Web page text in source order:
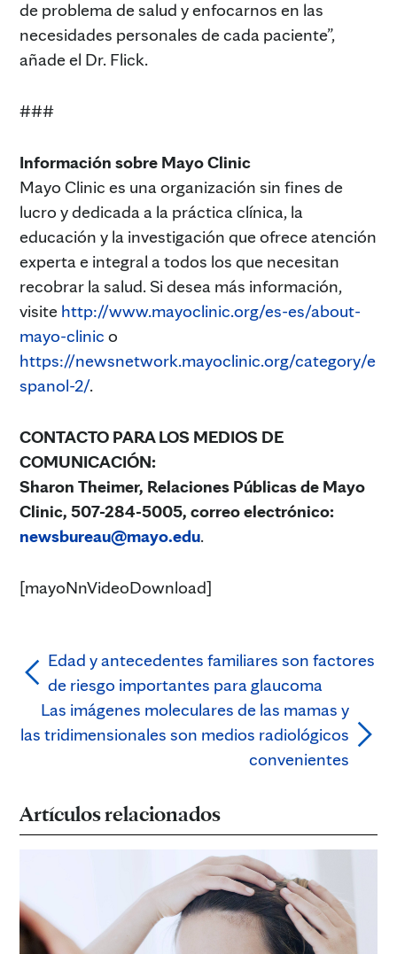
de problema de salud y enfocarnos en las
necesidades personales de cada paciente”,
añade el Dr. Flick.
###
Información sobre Mayo Clinic
Mayo Clinic es una organización sin fines de
lucro y dedicada a la práctica clínica, la
educación y la investigación que ofrece atención
experta e integral a todos los que necesitan
recobrar la salud. Si desea más información,
visite http://www.mayoclinic.org/es-es/about-
mayo-clinic o
https://newsnetwork.mayoclinic.org/category/e
spanol-2/.
CONTACTO PARA LOS MEDIOS DE
COMUNICACIÓN:
Sharon Theimer, Relaciones Públicas de Mayo
Clinic, 507-284-5005, correo electrónico:
newsbureau@mayo.edu.
[mayoNnVideoDownload]
Edad y antecedentes familiares son factores
de riesgo importantes para glaucoma
Las imágenes moleculares de las mamas y
las tridimensionales son medios radiológicos
convenientes
Artículos relacionados